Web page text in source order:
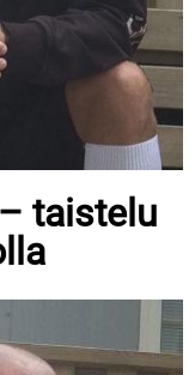
taistelu